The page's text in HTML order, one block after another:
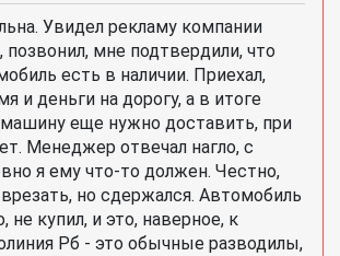
Увидел рекламу компании
позвонил, мне подтвердили, что
есть в наличии. Приехал,
и деньги на дорогу, а в итоге
еще нужно доставить, при
Менеджер отвечал нагло, с
я ему что-то должен. Честно,
но сдержался. Автомобиль
не купил, и это, наверное, к
Рб - это обычные разводилы,